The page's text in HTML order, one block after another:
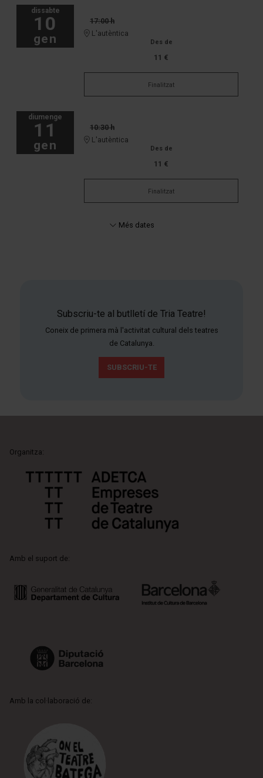
dissabte
10
gen
17:00 h
L'autèntica
Des de
11 €
Finalitzat
diumenge
11
gen
10:30 h
L'autèntica
Des de
11 €
Finalitzat
Més dates
Subscriu-te al butlletí de Tria Teatre!
Coneix de primera mà l'activitat cultural dels teatres
de Catalunya.
SUBSCRIU-TE
Organitza:
Amb el suport de:
Amb la col·laboració de: